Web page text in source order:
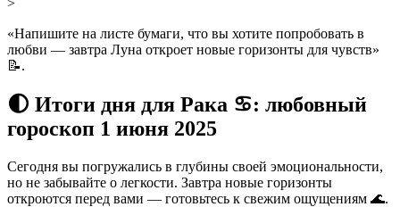
«Напишите на листе бумаги, что вы хотите попробовать в
любви — завтра Луна откроет новые горизонты для чувств»
📝.
🌓 Итоги дня для Рака ♋: любовный
гороскоп 1 июня 2025
Сегодня вы погружались в глубины своей эмоциональности,
но не забывайте о легкости. Завтра новые горизонты
откроются перед вами — готовьтесь к свежим ощущениям 🌊.